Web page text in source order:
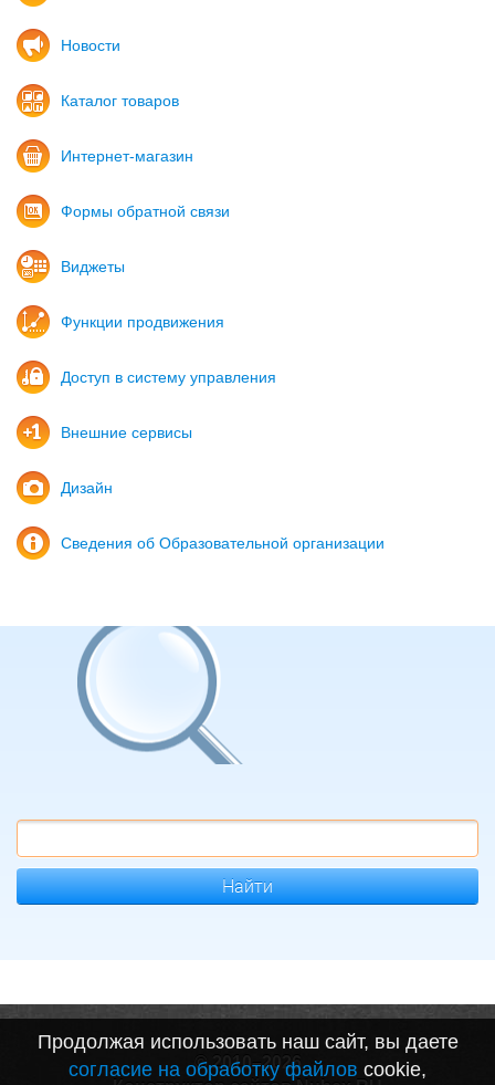
Новости
Каталог товаров
Интернет-магазин
Формы обратной связи
Виджеты
Функции продвижения
Доступ в систему управления
Внешние сервисы
Дизайн
Сведения об Образовательной организации
Найти
© 2010–2026
Продолжая использовать наш сайт, вы даете
согласие на обработку файлов cookie,